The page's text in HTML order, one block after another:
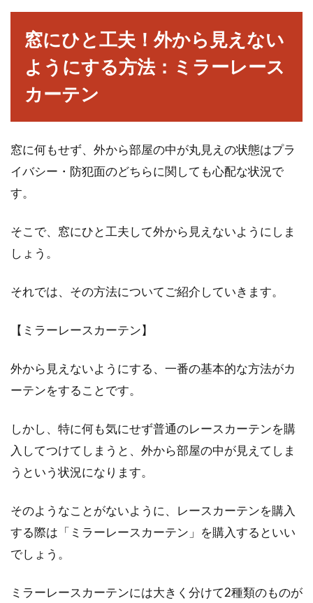
一人暮らしのアパートで猫を飼う！
猫が好きという人は多いですよね。見るのはも
考える方...
部屋の修繕費としてかかってくるのが退去費用
窓の補助鍵は100均のものでも防犯
対策に十分有効！
防犯意識の高い人であれば玄関などには色々な
防犯対策をしていると思いますが、窓の防犯対
策はされてい...
アパートの電気代の平均額は！？電
電気代の平均額はご存知ですか？同じアパート
窓にひと工夫！外から見えない
ようにする方法：ミラーレース
カーテン
窓に何もせず、外から部屋の中が丸見えの状態はプラ
イバシー・防犯面のどちらに関しても心配な状況で
す。
そこで、窓にひと工夫して外から見えないようにしま
しょう。
それでは、その方法についてご紹介していきます。
【ミラーレースカーテン】
外から見えないようにする、一番の基本的な方法がカ
ーテンをすることです。
しかし、特に何も気にせず普通のレースカーテンを購
入してつけてしまうと、外から部屋の中が見えてしま
うという状況になります。
そのようなことがないように、レースカーテンを購入
する際は「ミラーレースカーテン」を購入するといい
でしょう。
ミラーレースカーテンには大きく分けて2種類のものが